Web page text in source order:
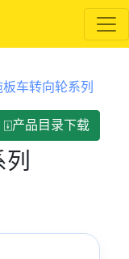
车转向轮系列
⍗产品目录下载